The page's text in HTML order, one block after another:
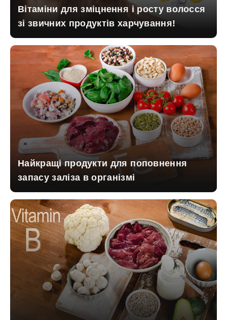
Вітаміни для зміцнення і росту волосся
зі звичних продуктів харчування!
Найкращі продукти для поповнення
запасу заліза в організмі